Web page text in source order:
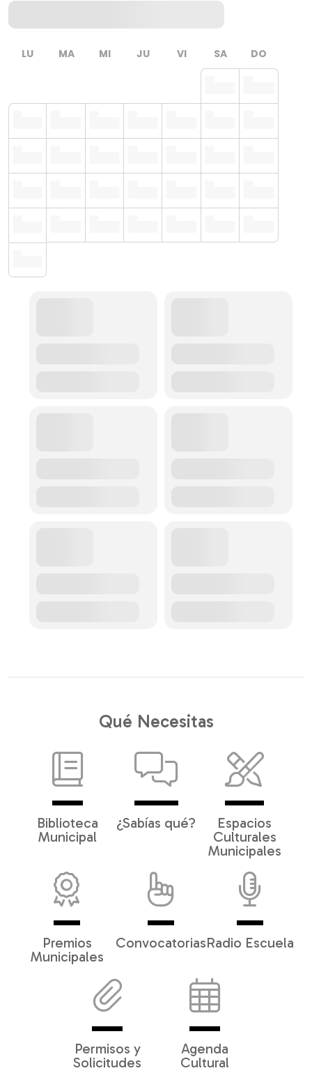
LU MA MI JU VI SA DO
Qué Necesitas
Biblioteca
Municipal
¿Sabías qué?
Espacios
Culturales
Municipales
Premios
Municipales
ConvocatoriasRadio Escuela
Permisos y
Solicitudes
Agenda
Cultural